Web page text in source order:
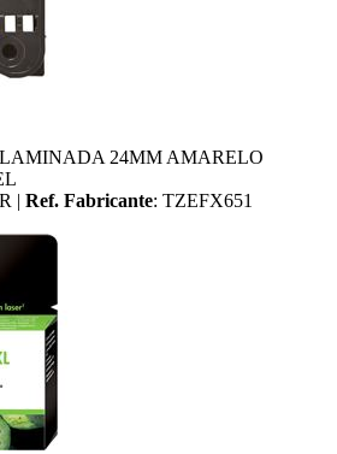
24MM AMARELO
| Ref. Fabricante: TZEFX651